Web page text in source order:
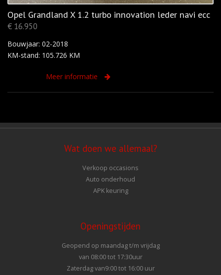
Opel Grandland X 1.2 turbo innovation leder navi ecc
€ 16.950
Bouwjaar: 02-2018
KM-stand: 105.726 KM
Meer informatie
Wat doen we allemaal?
Verkoop occasions
Auto onderhoud
APK keuring
Openingstijden
Geopend op maandag t/m vrijdag
van 08:00 tot 17:30uur
Zaterdag van9:00 tot 16:00 uur